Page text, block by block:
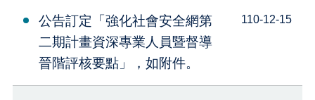
公告訂定「強化社會安全網第
二期計畫資深專業人員暨督導
晉階評核要點」，如附件。
110-12-15